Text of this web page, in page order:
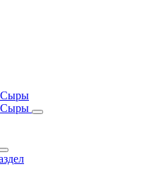
Сыры
Сыры